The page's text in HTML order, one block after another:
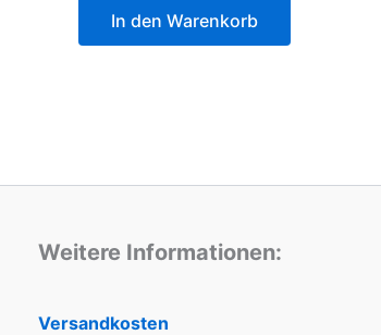
In den Warenkorb
Weitere Informationen:
Versandkosten